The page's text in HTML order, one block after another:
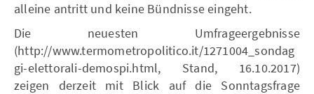
alleine antritt und keine Bündnisse eingeht.
Die neuesten Umfrageergebnisse
(http://www.termometropolitico.it/1271004_sondag
gi-elettorali-demospi.html, Stand, 16.10.2017)
zeigen derzeit mit Blick auf die Sonntagsfrage